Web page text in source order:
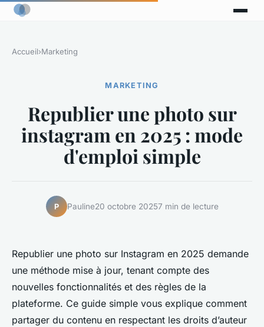
Accueil›Marketing
MARKETING
Republier une photo sur
instagram en 2025 : mode
d'emploi simple
P Pauline20 octobre 20257 min de lecture
Republier une photo sur Instagram en 2025 demande
une méthode mise à jour, tenant compte des
nouvelles fonctionnalités et des règles de la
plateforme. Ce guide simple vous explique comment
partager du contenu en respectant les droits d’auteur